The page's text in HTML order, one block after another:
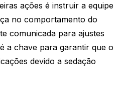
ações é instruir a equipe
no comportamento do
comunicada para ajustes
a chave para garantir que o
devido a sedação